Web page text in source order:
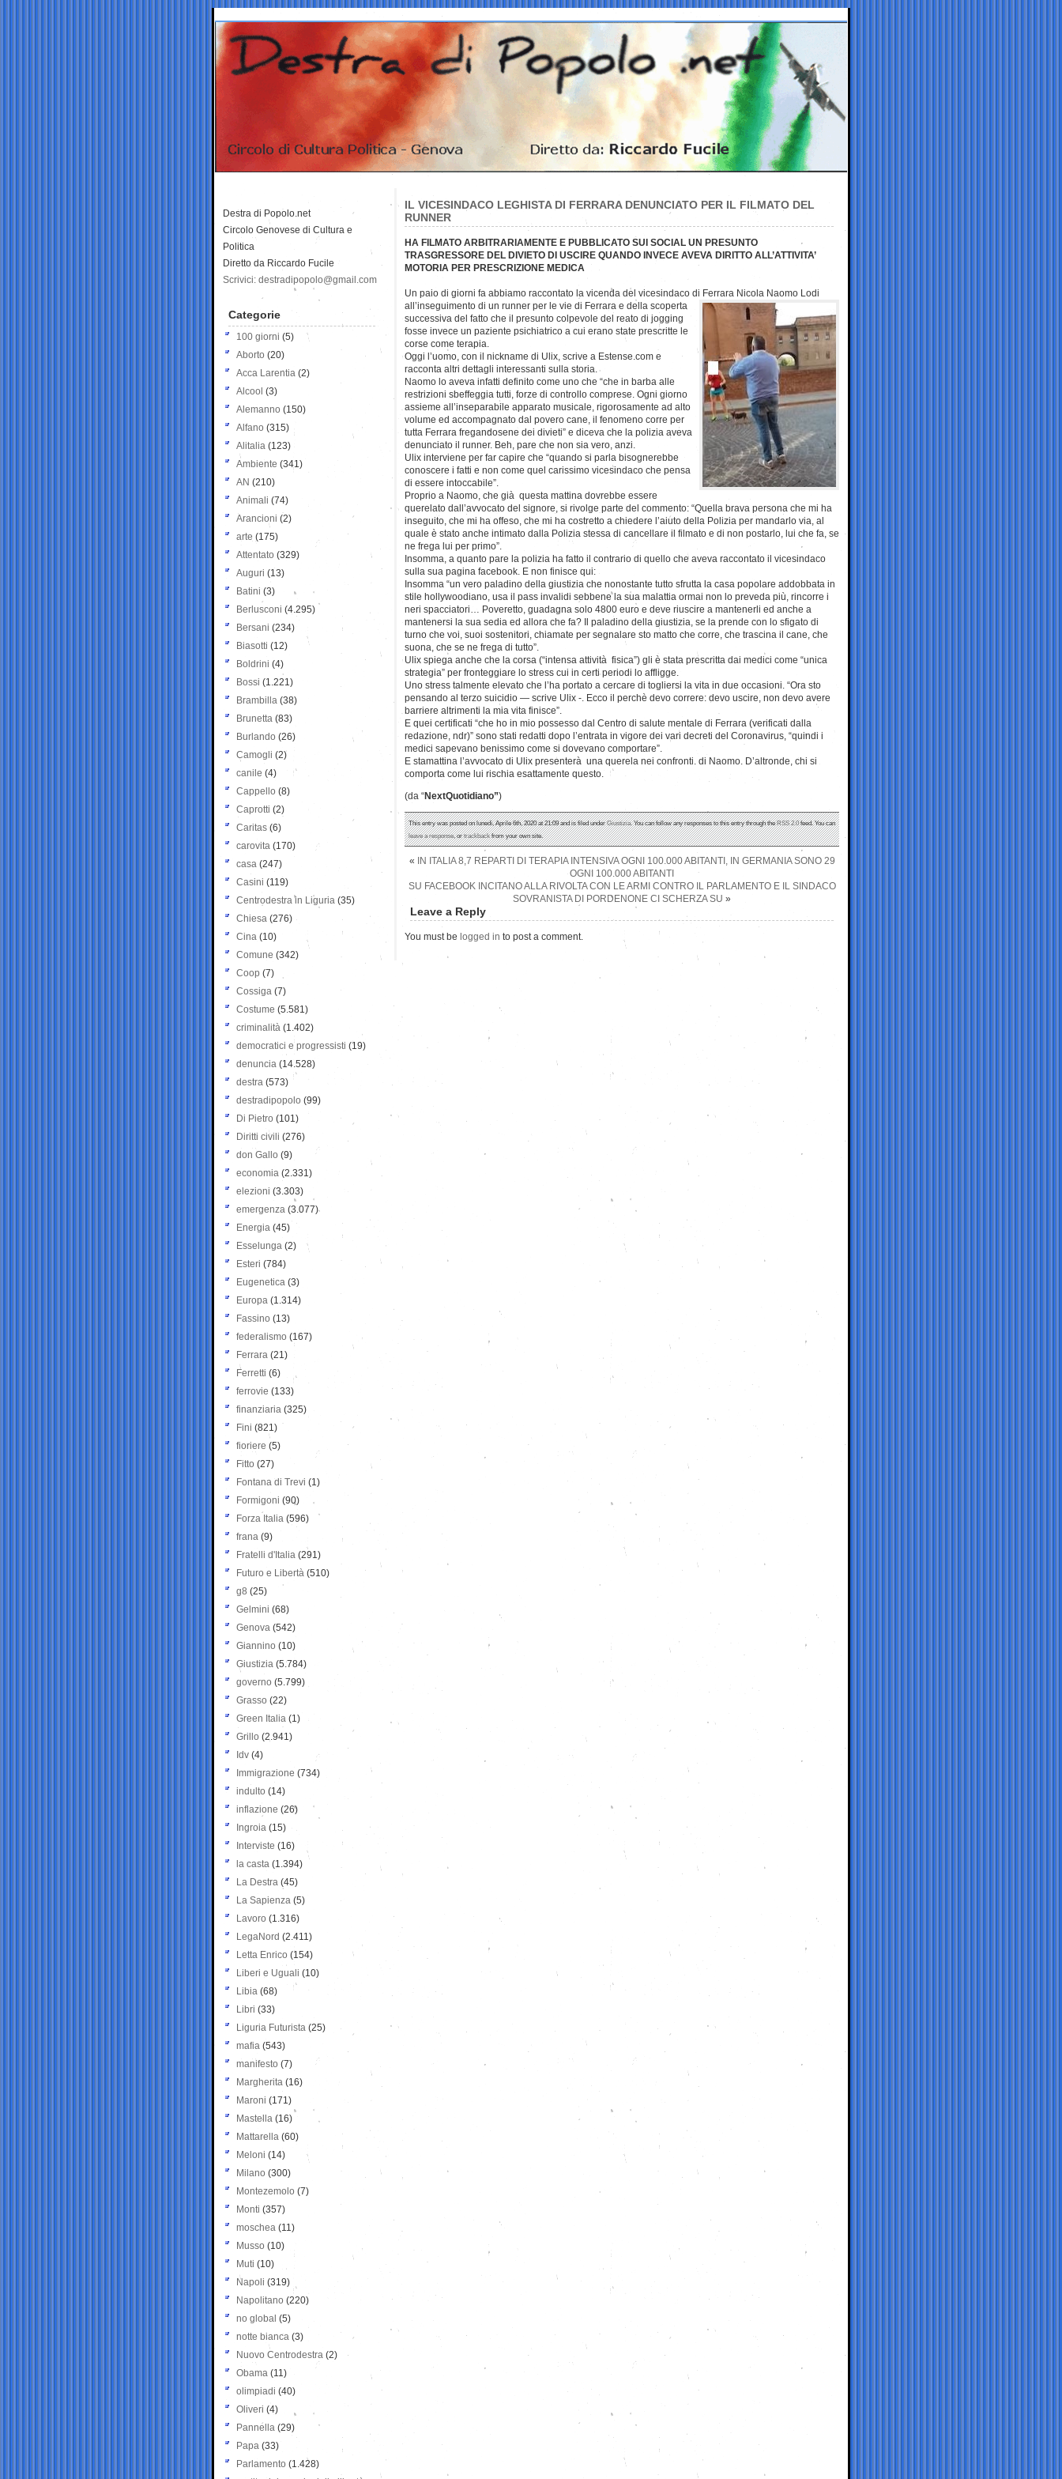
IL VICESINDACO LEGHISTA DI FERRARA DENUNCIATO PER IL FILMATO DEL
RUNNER
HA FILMATO ARBITRARIAMENTE E PUBBLICATO SUI SOCIAL UN PRESUNTO
TRASGRESSORE DEL DIVIETO DI USCIRE QUANDO INVECE AVEVA DIRITTO ALL’ATTIVITA’
MOTORIA PER PRESCRIZIONE MEDICA
Un paio di giorni fa abbiamo raccontato la vicenda del vicesindaco di Ferrara Nicola Naomo Lodi
all’inseguimento di un runner per le vie di Ferrara e della scoperta
successiva del fatto che il presunto colpevole del reato di jogging
fosse invece un paziente psichiatrico a cui erano state prescritte le
corse come terapia.
Oggi l’uomo, con il nickname di Ulix, scrive a Estense.com e
racconta altri dettagli interessanti sulla storia.
Naomo lo aveva infatti definito come uno che “che in barba alle
restrizioni sbeffeggia tutti, forze di controllo comprese. Ogni giorno
assieme all’inseparabile apparato musicale, rigorosamente ad alto
volume ed accompagnato dal povero cane, il fenomeno corre per
tutta Ferrara fregandosene dei divieti” e diceva che la polizia aveva
denunciato il runner. Beh, pare che non sia vero, anzi.
Ulix interviene per far capire che “quando si parla bisognerebbe
conoscere i fatti e non come quel carissimo vicesindaco che pensa
di essere intoccabile”.
Proprio a Naomo, che già questa mattina dovrebbe essere
querelato dall’avvocato del signore, si rivolge parte del commento: “Quella brava persona che mi ha
inseguito, che mi ha offeso, che mi ha costretto a chiedere l’aiuto della Polizia per mandarlo via, al
quale è stato anche intimato dalla Polizia stessa di cancellare il filmato e di non postarlo, lui che fa, se
ne frega lui per primo”.
Insomma, a quanto pare la polizia ha fatto il contrario di quello che aveva raccontato il vicesindaco
sulla sua pagina facebook. E non finisce qui:
Insomma “un vero paladino della giustizia che nonostante tutto sfrutta la casa popolare addobbata in
stile hollywoodiano, usa il pass invalidi sebbene la sua malattia ormai non lo preveda più, rincorre i
neri spacciatori… Poveretto, guadagna solo 4800 euro e deve riuscire a mantenerli ed anche a
mantenersi la sua sedia ed allora che fa? Il paladino della giustizia, se la prende con lo sfigato di
turno che voi, suoi sostenitori, chiamate per segnalare sto matto che corre, che trascina il cane, che
suona, che se ne frega di tutto”.
Ulix spiega anche che la corsa (“intensa attività fisica”) gli è stata prescritta dai medici come “unica
strategia” per fronteggiare lo stress cui in certi periodi lo affligge.
Uno stress talmente elevato che l’ha portato a cercare di togliersi la vita in due occasioni. “Ora sto
pensando al terzo suicidio — scrive Ulix -. Ecco il perchè devo correre: devo uscire, non devo avere
barriere altrimenti la mia vita finisce”.
E quei certificati “che ho in mio possesso dal Centro di salute mentale di Ferrara (verificati dalla
redazione, ndr)” sono stati redatti dopo l’entrata in vigore dei vari decreti del Coronavirus, “quindi i
medici sapevano benissimo come si dovevano comportare”.
E stamattina l’avvocato di Ulix presenterà una querela nei confronti. di Naomo. D’altronde, chi si
comporta come lui rischia esattamente questo.
(da “NextQuotidiano”)
This entry was posted on lunedì, Aprile 6th, 2020 at 21:09 and is filed underGiustizia. You can follow any responses to this entry through theRSS 2.0feed. You can
leave a response, ortrackbackfrom your own site.
«
IN ITALIA 8,7 REPARTI DI TERAPIA INTENSIVA OGNI 100.000 ABITANTI, IN GERMANIA SONO 29
OGNI 100.000 ABITANTI
SU FACEBOOK INCITANO ALLA RIVOLTA CON LE ARMI CONTRO IL PARLAMENTO E IL SINDACO
SOVRANISTA DI PORDENONE CI SCHERZA SU »
Leave a Reply
You must be logged in to post a comment.
Destra di Popolo.net
Circolo Genovese di Cultura e
Politica
Diretto da Riccardo Fucile
Scrivici: destradipopolo@gmail.com
Categorie
100 giorni (5)
Aborto (20)
Acca Larentia (2)
Alcool (3)
Alemanno (150)
Alfano (315)
Alitalia (123)
Ambiente (341)
AN (210)
Animali (74)
Arancioni (2)
arte (175)
Attentato (329)
Auguri (13)
Batini (3)
Berlusconi (4.295)
Bersani (234)
Biasotti (12)
Boldrini (4)
Bossi (1.221)
Brambilla (38)
Brunetta (83)
Burlando (26)
Camogli (2)
canile (4)
Cappello (8)
Caprotti (2)
Caritas (6)
carovita (170)
casa (247)
Casini (119)
Centrodestra in Liguria (35)
Chiesa (276)
Cina (10)
Comune (342)
Coop (7)
Cossiga (7)
Costume (5.581)
criminalità (1.402)
democratici e progressisti (19)
denuncia (14.528)
destra (573)
destradipopolo (99)
Di Pietro (101)
Diritti civili (276)
don Gallo (9)
economia (2.331)
elezioni (3.303)
emergenza (3.077)
Energia (45)
Esselunga (2)
Esteri (784)
Eugenetica (3)
Europa (1.314)
Fassino (13)
federalismo (167)
Ferrara (21)
Ferretti (6)
ferrovie (133)
finanziaria (325)
Fini (821)
fioriere (5)
Fitto (27)
Fontana di Trevi (1)
Formigoni (90)
Forza Italia (596)
frana (9)
Fratelli d'Italia (291)
Futuro e Libertà (510)
g8 (25)
Gelmini (68)
Genova (542)
Giannino (10)
Giustizia (5.784)
governo (5.799)
Grasso (22)
Green Italia (1)
Grillo (2.941)
Idv (4)
Immigrazione (734)
indulto (14)
inflazione (26)
Ingroia (15)
Interviste (16)
la casta (1.394)
La Destra (45)
La Sapienza (5)
Lavoro (1.316)
LegaNord (2.411)
Letta Enrico (154)
Liberi e Uguali (10)
Libia (68)
Libri (33)
Liguria Futurista (25)
mafia (543)
manifesto (7)
Margherita (16)
Maroni (171)
Mastella (16)
Mattarella (60)
Meloni (14)
Milano (300)
Montezemolo (7)
Monti (357)
moschea (11)
Musso (10)
Muti (10)
Napoli (319)
Napolitano (220)
no global (5)
notte bianca (3)
Nuovo Centrodestra (2)
Obama (11)
olimpiadi (40)
Oliveri (4)
Pannella (29)
Papa (33)
Parlamento (1.428)